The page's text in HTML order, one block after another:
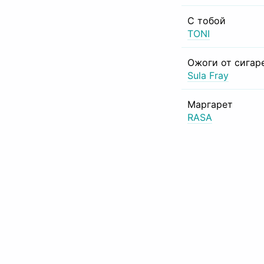
С тобой
TONI
Ожоги от
Sula Fray
Маргарет
RASA